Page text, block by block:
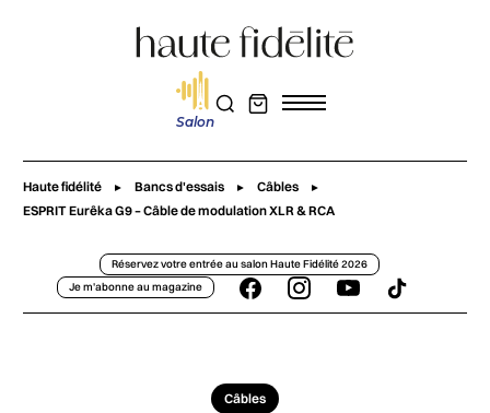
Salon
Haute fidélité Bancs d'essais
Câbles
ESPRIT Eurêka G9 – Câble de modulation XLR & RCA
Réservez votre entrée au salon Haute Fidélité 2026
Je m'abonne au magazine
Câbles